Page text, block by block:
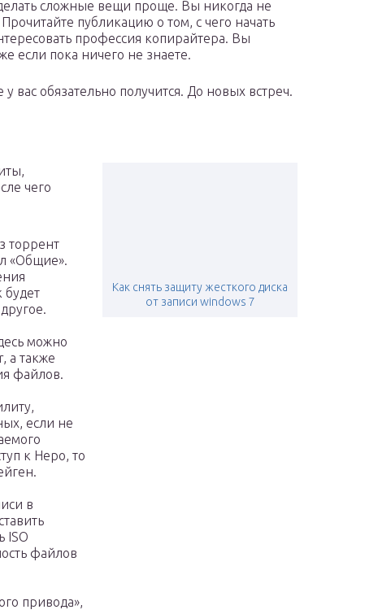
сложные вещи проще. Вы никогда не
публикацию о том, с чего начать
профессия копирайтера. Вы
если пока ничего не знаете.
вас обязательно получится. До новых встреч.
Как снять защиту жесткого диска
от записи windows 7
чего
торрент
«Общие».
будет
можно
а также
файлов.
если не
к Неро, то
в
ISO
файлов
привода»,